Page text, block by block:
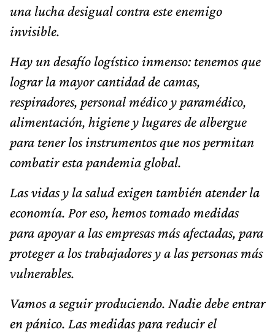
una lucha desigual contra este enemigo
invisible.
Hay un desafío logístico inmenso: tenemos que
lograr la mayor cantidad de camas,
respiradores, personal médico y paramédico,
alimentación, higiene y lugares de albergue
para tener los instrumentos que nos permitan
combatir esta pandemia global.
Las vidas y la salud exigen también atender la
economía. Por eso, hemos tomado medidas
para apoyar a las empresas más afectadas, para
proteger a los trabajadores y a las personas más
vulnerables.
Vamos a seguir produciendo. Nadie debe entrar
en pánico. Las medidas para reducir el